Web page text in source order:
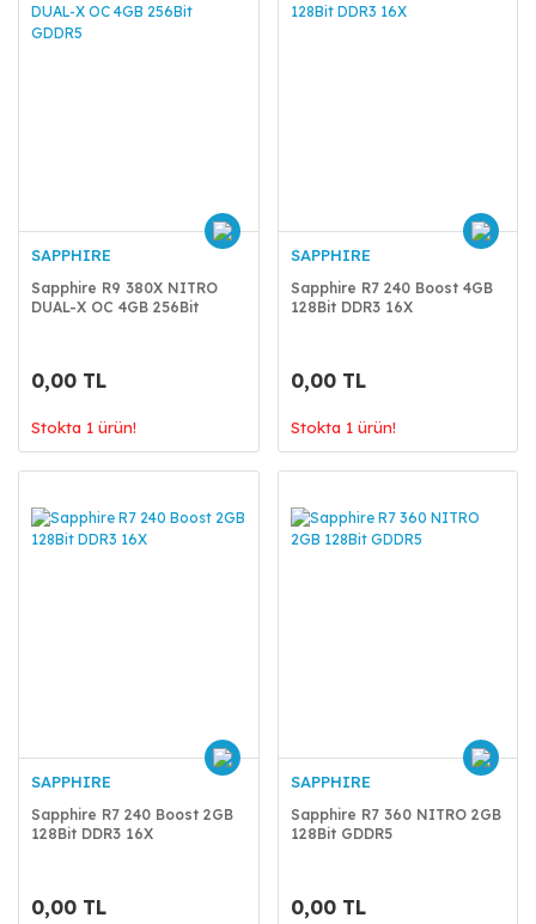
SAPPHIRE
Sapphire R9 380X NITRO
DUAL-X OC 4GB 256Bit
0,00 TL
Stokta 1 ürün!
SAPPHIRE
Sapphire R7 240 Boost 4GB
128Bit DDR3 16X
0,00 TL
Stokta 1 ürün!
SAPPHIRE
Sapphire R7 240 Boost 2GB
128Bit DDR3 16X
0,00 TL
SAPPHIRE
Sapphire R7 360 NITRO 2GB
128Bit GDDR5
0,00 TL